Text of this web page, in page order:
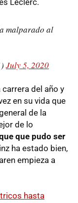
Leclerc.
malparado al
July 5, 2020
del año y
en su vida que
de la
de lo
que pudo ser
ha estado bien,
empieza a
hasta